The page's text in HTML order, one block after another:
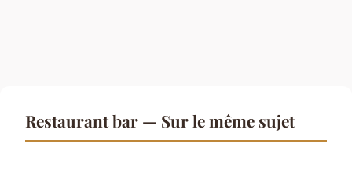
Restaurant bar — Sur le même sujet